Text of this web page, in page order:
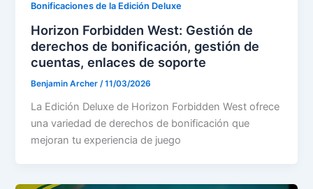
Bonificaciones de la Edición Deluxe
Horizon Forbidden West: Gestión de
derechos de bonificación, gestión de
cuentas, enlaces de soporte
Benjamin Archer/11/03/2026
La Edición Deluxe de Horizon Forbidden West ofrece
una variedad de derechos de bonificación que
mejoran tu experiencia de juego